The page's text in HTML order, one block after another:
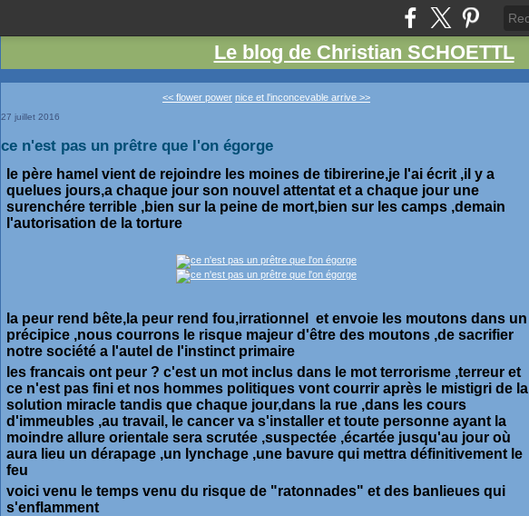
Le blog de Christian SCHOETTL
<< flower power nice et l'inconcevable arrive >>
27 juillet 2016
ce n'est pas un prêtre que l'on égorge
le père hamel vient de rejoindre les moines de tibirerine,je l'ai écrit ,il y a
quelues jours,a chaque jour son nouvel attentat et a chaque jour une
surenchére terrible ,bien sur la peine de mort,bien sur les camps ,demain
l'autorisation de la torture
la peur rend bête,la peur rend fou,irrationnel et envoie les moutons dans un
précipice ,nous courrons le risque majeur d'être des moutons ,de sacrifier
notre société a l'autel de l'instinct primaire
les francais ont peur ? c'est un mot inclus dans le mot terrorisme ,terreur et
ce n'est pas fini et nos hommes politiques vont courrir après le mistigri de la
solution miracle tandis que chaque jour,dans la rue ,dans les cours
d'immeubles ,au travail, le cancer va s'installer et toute personne ayant la
moindre allure orientale sera scrutée ,suspectée ,écartée jusqu'au jour où
aura lieu un dérapage ,un lynchage ,une bavure qui mettra définitivement le
feu
voici venu le temps venu du risque de "ratonnades" et des banlieues qui
s'enflamment